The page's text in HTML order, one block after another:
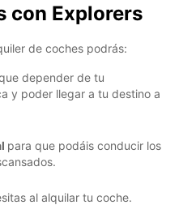
con Explorers
de coches podrás:
depender de tu
y poder llegar a tu destino a
para que podáis conducir los
al alquilar tu coche.